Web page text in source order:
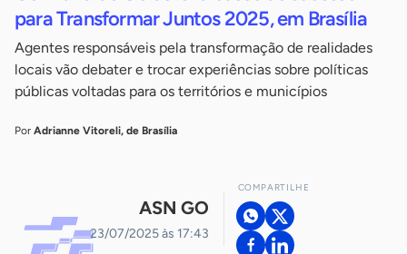
para Transformar Juntos 2025, em Brasília
Agentes responsáveis pela transformação de realidades
locais vão debater e trocar experiências sobre políticas
públicas voltadas para os territórios e municípios
Por Adrianne Vitoreli, de Brasília
ASN GO
23/07/2025 às 17:43
COMPARTILHE